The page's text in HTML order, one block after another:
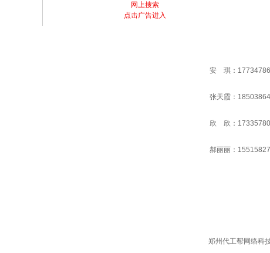
网上搜索
点击广告进入
安 琪：
张天霞：
欣 欣：
郝丽丽：
郑州代工帮网络科